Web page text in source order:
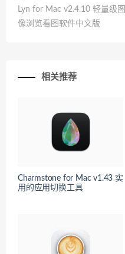
Lyn for Mac v2.4.10 轻量级图
像浏览看图软件中文版
相关推荐
Charmstone for Mac v1.43 实
用的应用切换工具